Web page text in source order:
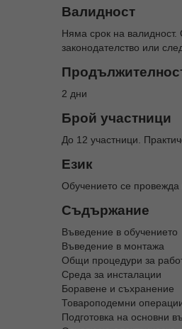
Валидност
Няма срок на
законодателство или
2 дни
Брой участници
До 12 участници.
Език
Обучението се провежда
Съдържание
Въведение в обучението
Въведение в монтажа
Общи процедури за
Среда за инсталации
Боравене и съхранение
Товароподемни
Подготовка на основни